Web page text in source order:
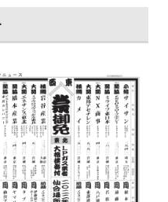
などで受難の時代を迎え
ントなどを学んだ。
事長）は、今年度のＧＨ
針を固めた。９月上旬に
ら現地でのリアル開催を
を掲げ、毎年全国７会場
阪、広島、福岡）で開催
ルスの感染拡大が顕在化
ォーラムの開催は見合わ
有機会を提供してきた。